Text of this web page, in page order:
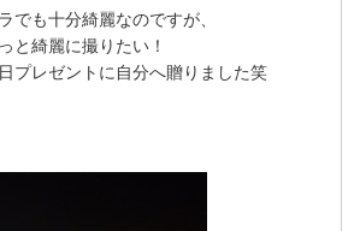
でも十分綺麗なのですが、
と綺麗に撮りたい！
プレゼントに自分へ贈りました笑